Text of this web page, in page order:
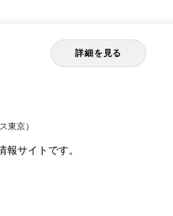
詳細を見る
東京）
サイトです。